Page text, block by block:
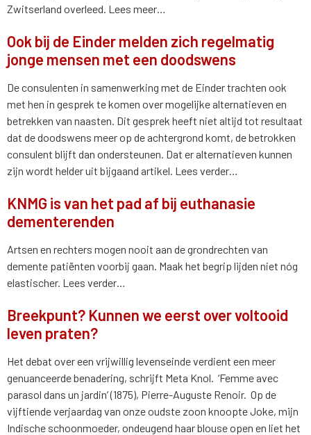
Zwitserland overleed. Lees meer…
Ook bij de Einder melden zich regelmatig
jonge mensen met een doodswens
De consulenten in samenwerking met de Einder trachten ook
met hen in gesprek te komen over mogelijke alternatieven en
betrekken van naasten. Dit gesprek heeft niet altijd tot resultaat
dat de doodswens meer op de achtergrond komt, de betrokken
consulent blijft dan ondersteunen. Dat er alternatieven kunnen
zijn wordt helder uit bijgaand artikel. Lees verder…
KNMG is van het pad af bij euthanasie
dementerenden
Artsen en rechters mogen nooit aan de grondrechten van
demente patiënten voorbij gaan. Maak het begrip lijden niet nóg
elastischer. Lees verder…
Breekpunt? Kunnen we eerst over voltooid
leven praten?
Het debat over een vrijwillig levenseinde verdient een meer
genuanceerde benadering, schrijft Meta Knol. ‘Femme avec
parasol dans un jardin’ (1875), Pierre-Auguste Renoir. Op de
vijftiende verjaardag van onze oudste zoon knoopte Joke, mijn
Indische schoonmoeder, ondeugend haar blouse open en liet het